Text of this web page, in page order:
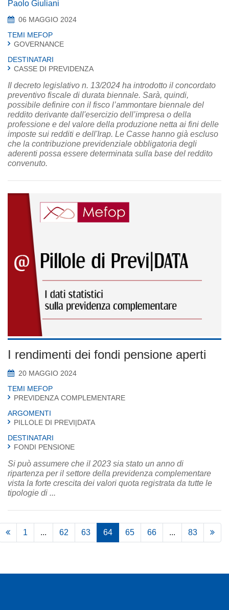
Paolo Giuliani
06 MAGGIO 2024
TEMI MEFOP
GOVERNANCE
DESTINATARI
CASSE DI PREVIDENZA
Il decreto legislativo n. 13/2024 ha introdotto il concordato
preventivo fiscale di durata biennale. Sarà, quindi,
possibile definire con il fisco l’ammontare biennale del
reddito derivante dall'esercizio dell’impresa o della
professione e del valore della produzione netta ai fini delle
imposte sui redditi e dell'Irap. Le Casse hanno già escluso
che la contribuzione previdenziale obbligatoria degli
aderenti possa essere determinata sulla base del reddito
convenuto.
I rendimenti dei fondi pensione aperti
20 MAGGIO 2024
TEMI MEFOP
PREVIDENZA COMPLEMENTARE
ARGOMENTI
PILLOLE DI PREVI|DATA
DESTINATARI
FONDI PENSIONE
Si può assumere che il 2023 sia stato un anno di
ripartenza per il settore della previdenza complementare
vista la forte crescita dei valori quota registrata da tutte le
tipologie di ...
1 ... 62 63 64 65 66 ... 83